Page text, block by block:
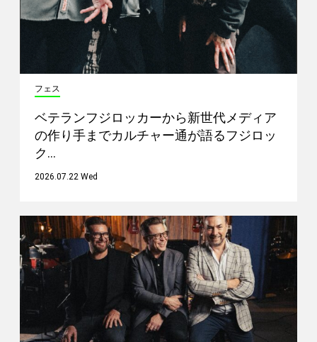
フェス
ベテランフジロッカーから新世代メディア
の作り手までカルチャー通が語るフジロッ
ク…
2026.07.22 Wed